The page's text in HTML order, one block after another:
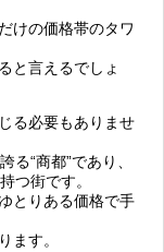
けの価格帯のタワ
と言えるでしょ
る必要もありませ
“商都”であり、
つ街です。
とりある価格で手
ます。